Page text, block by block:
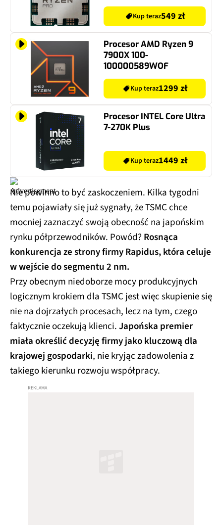
Kup teraz549 zł
Procesor AMD Ryzen 9
7900X 100-
100000589WOF
Kup teraz1299 zł
Procesor INTEL Core Ultra
7-270K Plus
Kup teraz1449 zł
Nie powinno to być zaskoczeniem. Kilka tygodni
temu pojawiały się już sygnały, że TSMC chce
mocniej zaznaczyć swoją obecność na japońskim
rynku półprzewodników. Powód?Rosnąca
konkurencja ze strony firmy Rapidus, która celuje
w wejście do segmentu 2 nm.
Przy obecnym niedoborze mocy produkcyjnych
logicznym krokiem dla TSMC jest więc skupienie się
nie na dojrzałych procesach, lecz na tym, czego
faktycznie oczekują klienci.Japońska premier
miała określić decyzję firmy jako kluczową dla
krajowej gospodarki, nie kryjąc zadowolenia z
takiego kierunku rozwoju współpracy.